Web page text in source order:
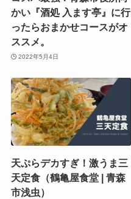
かい『酒処 入ます亭』に行
ったらおまかせコースがオ
ススメ。
2022年5月4日
天ぷらデカすぎ！激うま三
天定食（鶴亀屋食堂 | 青森
市浅虫）